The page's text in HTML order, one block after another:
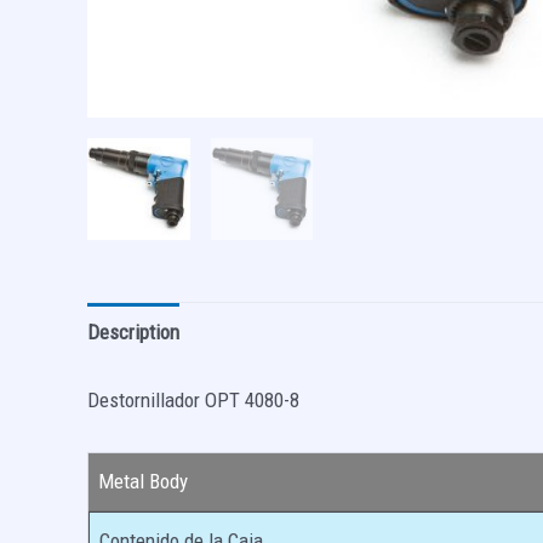
Description
Destornillador OPT 4080-8
Metal Body